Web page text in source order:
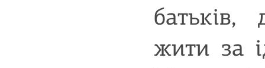
батьків,
жити за